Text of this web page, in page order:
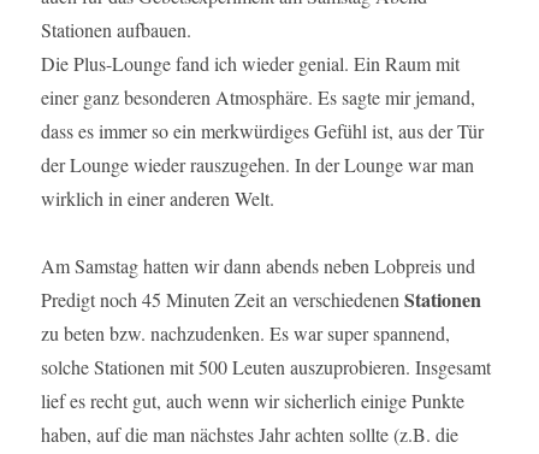
Stationen aufbauen.
Die Plus-Lounge fand ich wieder genial. Ein Raum mit
einer ganz besonderen Atmosphäre. Es sagte mir jemand,
dass es immer so ein merkwürdiges Gefühl ist, aus der Tür
der Lounge wieder rauszugehen. In der Lounge war man
wirklich in einer anderen Welt.
Am Samstag hatten wir dann abends neben Lobpreis und
Predigt noch 45 Minuten Zeit an verschiedenenStationen
zu beten bzw. nachzudenken. Es war super spannend,
solche Stationen mit 500 Leuten auszuprobieren. Insgesamt
lief es recht gut, auch wenn wir sicherlich einige Punkte
haben, auf die man nächstes Jahr achten sollte (z.B. die